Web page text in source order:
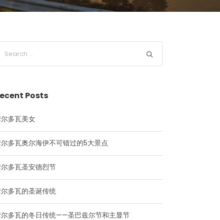
Posts
多瓦美女
多瓦奥尔海伊不可错过的5大景点
多瓦圣安德烈节
多瓦的圣诞传统
多瓦的冬日传统——圣巴兹尔节和主显节